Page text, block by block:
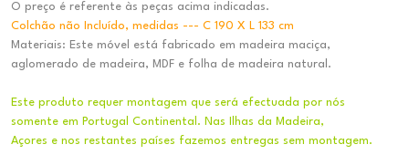
O preço é referente às peças acima indicadas.
Colchão não Incluído, medidas --- C 190 X L 133 cm
Materiais: Este móvel está fabricado em madeira maciça,
aglomerado de madeira, MDF e folha de madeira natural.
Este produto requer montagem que será efectuada por nós
somente em Portugal Continental. Nas Ilhas da Madeira,
Açores e nos restantes países fazemos entregas sem montagem.